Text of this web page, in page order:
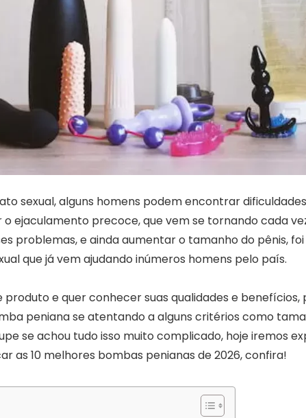
sexual, alguns homens podem encontrar
ejaculamento precoce, que vem se tornando cada
problemas, e ainda aumentar o tamanho do pênis,
que já vem ajudando inúmeros homens pelo país.
produto e quer conhecer suas qualidades e
peniana se atentando a alguns critérios como
se achou tudo isso muito complicado, hoje iremos
as 10 melhores bombas penianas de 2026, confira!